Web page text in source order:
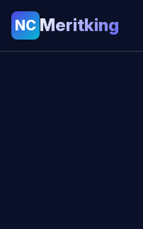
NC Meritking